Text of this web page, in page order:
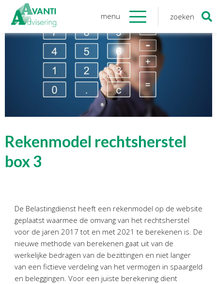
menu zoeken
Organisatie
Onze medewerkers
NOAB gecertificeerd
Algemene verordening
Sponsoring
Onze diensten
Tijdelijk financieel personeel
Personeel & Organisatie
Bedrijfseconomisch advies
Belastingadvies Purmerend
Online boekhouden
Zoeken
naar:
Rekenmodel rechtsherstel
box 3
De Belastingdienst heeft een rekenmodel op de website
geplaatst waarmee de omvang van het rechtsherstel
voor de jaren 2017 tot en met 2021 te berekenen is. De
nieuwe methode van berekenen gaat uit van de
werkelijke bedragen van de bezittingen en niet langer
van een fictieve verdeling van het vermogen in spaargeld
en beleggingen. Voor een juiste berekening dient